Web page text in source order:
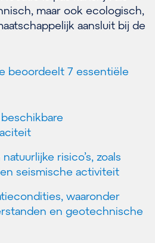
maar ook ecologisch,
aansluit bij de
beoordeelt 7 essentiële
risico’s, zoals
seismische activiteit
waaronder
en geotechnische